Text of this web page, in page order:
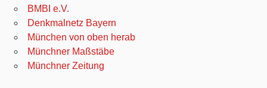
BMBI e.V.
Denkmalnetz Bayern
München von oben herab
Münchner Maßstäbe
Münchner Zeitung